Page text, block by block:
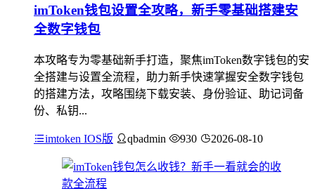
imToken钱包设置全攻略，新手零基础搭建安
全数字钱包
本攻略专为零基础新手打造，聚焦imToken数字钱包的安
全搭建与设置全流程，助力新手快速掌握安全数字钱包
的搭建方法，攻略围绕下载安装、身份验证、助记词备
份、私钥...
imtoken IOS版 qbadmin 930 2026-08-10